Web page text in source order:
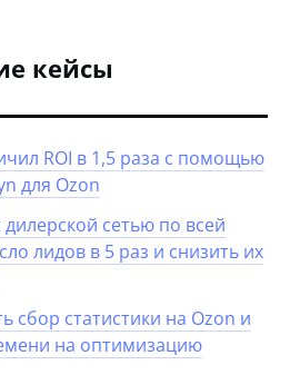
кейсы
ROI в 1,5 раза с помощью
для Ozon
сетью по всей
лидов в 5 раз и снизить их
сбор статистики на Ozon и
на оптимизацию